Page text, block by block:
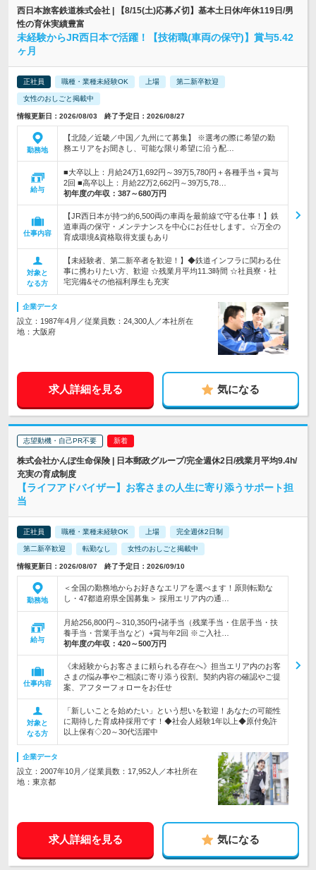
西日本旅客鉄道株式会社 | 【8/15(土)応募〆切】基本土日休/年休119日/男
性の育休実績豊富
未経験からJR西日本で活躍！【技術職(車両の保守)】賞与5.42
ヶ月
正社員 職種・業種未経験OK 上場 第二新卒歓迎
女性のおしごと掲載中
情報更新日：2026/08/03 終了予定日：2026/08/27
勤務地
【北陸／近畿／中国／九州にて募集】 ※選考の際に希望の勤
務エリアをお聞きし、可能な限り希望に沿う配…
給与
■大卒以上：月給24万1,692円～39万5,780円＋各種手当＋賞与
2回 ■高卒以上：月給22万2,662円～39万5,78…
初年度の年収： 387～680万円
仕事内容
【JR西日本が持つ約6,500両の車両を最前線で守る仕事！】鉄
道車両の保守・メンテナンスを中心にお任せします。☆万全の
育成環境&資格取得支援もあり
対象と
なる方
【未経験者、第二新卒者を歓迎！】◆鉄道インフラに関わる仕
事に携わりたい方、歓迎 ☆残業月平均11.3時間 ☆社員寮・社
宅完備&その他福利厚生も充実
企業データ
設立：1987年4月／従業員数：24,300人／本社所在
地：大阪府
求人詳細を見る 気になる
志望動機・自己PR不要
株式会社かんぽ生命保険 | 日本郵政グループ/完全週休2日/残業月平均9.4h/
充実の育成制度
【ライフアドバイザー】お客さまの人生に寄り添うサポート担
当
正社員 職種・業種未経験OK 上場 完全週休2日制
第二新卒歓迎 転勤なし 女性のおしごと掲載中
情報更新日：2026/08/07 終了予定日：2026/09/10
勤務地
＜全国の勤務地からお好きなエリアを選べます！原則転勤な
し・47都道府県全国募集＞ 採用エリア内の通…
給与
月給256,800円～310,350円+諸手当（残業手当・住居手当・扶
養手当・営業手当など）+賞与年2回 ※ご入社…
初年度の年収： 420～500万円
仕事内容
《未経験からお客さまに頼られる存在へ》担当エリア内のお客
さまの悩み事やご相談に寄り添う役割。契約内容の確認やご提
案、アフターフォローをお任せ
対象と
なる方
「新しいことを始めたい」という想いを歓迎！あなたの可能性
に期待した育成枠採用です！◆社会人経験1年以上◆原付免許
以上保有◇20～30代活躍中
企業データ
設立：2007年10月／従業員数：17,952人／本社所在
地：東京都
求人詳細を見る 気になる